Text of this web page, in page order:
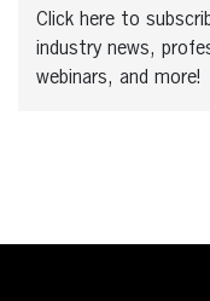
Click here to
industry news,
webinars, and more!